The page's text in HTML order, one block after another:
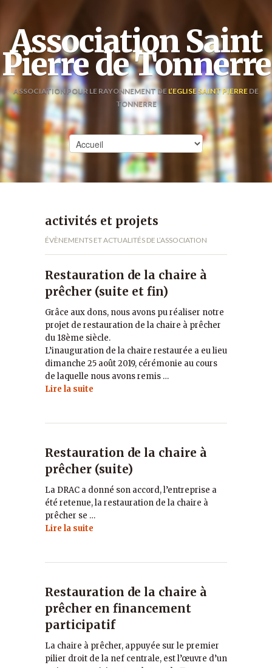
Association Saint
Pierre de Tonnerre
ASSOCIATION POUR LE RAYONNEMENT DE L’EGLISE SAINT PIERRE DE
TONNERRE
activités et projets
ÉVÈNEMENTS ET ACTUALITÉS DE L’ASSOCIATION
Restauration de la chaire à
prêcher (suite et fin)
Grâce aux dons, nous avons pu réaliser notre
projet de restauration de la chaire à prêcher
du 18ème siècle.
L’inauguration de la chaire restaurée a eu lieu
dimanche 25 août 2019, cérémonie au cours
de laquelle nous avons remis …
Lire la suite
Restauration de la chaire à
prêcher (suite)
La DRAC a donné son accord, l’entreprise a
été retenue, la restauration de la chaire à
prêcher se …
Lire la suite
Restauration de la chaire à
prêcher en financement
participatif
La chaire à prêcher, appuyée sur le premier
pilier droit de la nef centrale, est l’œuvre d’un